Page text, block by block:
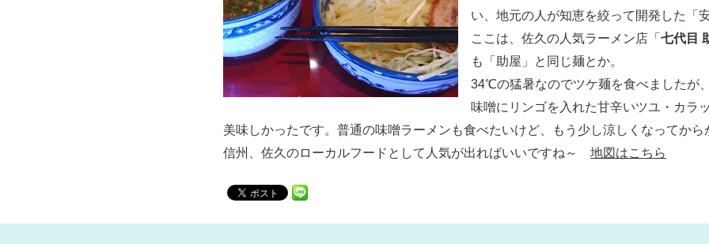
い、地元の人が知恵を絞って開発した「
ここは、佐久の人気ラーメン店「 七代目
も「助屋」と同じ麺とか。
34℃の猛暑なのでツケ麺を食べましたが
味噌にリンゴを入れた甘辛いツユ・カラ
美味しかったです。普通の味噌ラーメンも食べたいけど、もう少し涼しくなってから
信州、佐久のローカルフードとして人気が出ればいいですね～ 地図はこちら